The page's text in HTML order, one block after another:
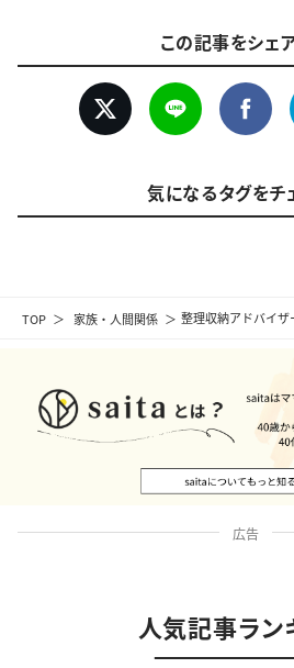
TOP 家族・人間関係 整理収納アドバイ
この記事をシェ
気になるタグをチ
広告
人気記事ラン